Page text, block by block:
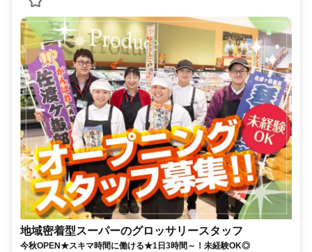
地域密着型スーパーのグロッサリースタッフ
今秋OPEN★スキマ時間に働ける★1日3時間～！未経験OK◎